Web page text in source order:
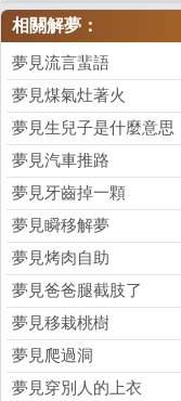
相關解夢：
夢見流言蜚語
夢見煤氣灶著火
夢見生兒子是什麼意思
夢見汽車推路
夢見牙齒掉一顆
夢見瞬移解夢
夢見烤肉自助
夢見爸爸腿截肢了
夢見移栽桃樹
夢見爬過洞
夢見穿別人的上衣